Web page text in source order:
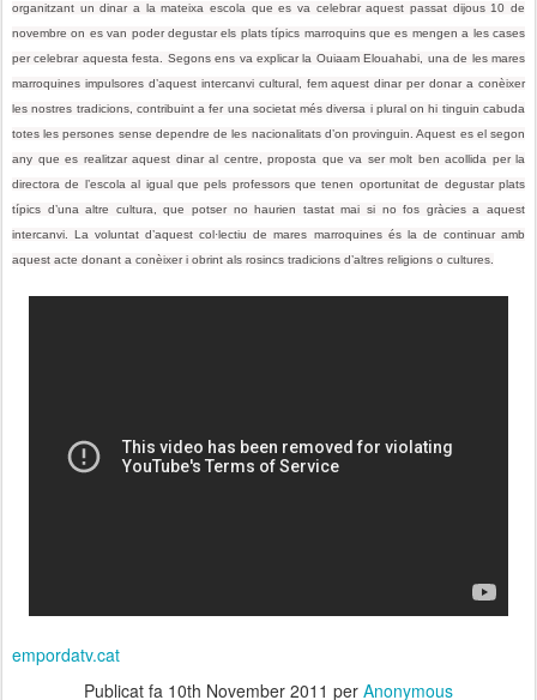
organitzant un dinar a la mateixa escola que es va celebrar aquest passat dijous 10 de
novembre on es van poder degustar els plats típics marroquins que es mengen a les cases
per celebrar aquesta festa. Segons ens va explicar la Ouiaam Elouahabi, una de les mares
marroquines impulsores d’aquest intercanvi cultural, fem aquest dinar per donar a conèixer
les nostres tradicions, contribuint a fer una societat més diversa i plural on hi tinguin cabuda
totes les persones sense dependre de les nacionalitats d’on provinguin. Aquest es el segon
any que es realitzar aquest dinar al centre, proposta que va ser molt ben acollida per la
directora de l’escola al igual que pels professors que tenen oportunitat de degustar plats
típics d’una altre cultura, que potser no haurien tastat mai si no fos gràcies a aquest
intercanvi. La voluntat d’aquest col·lectiu de mares marroquines és la de continuar amb
aquest acte donant a conèixer i obrint als rosincs tradicions d’altres religions o cultures.
empordatv.cat
Publicat fa 10th November 2011 per Anonymous